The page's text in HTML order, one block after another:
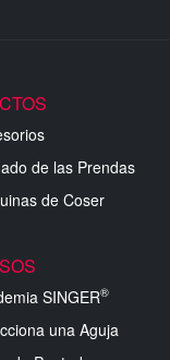
de las Prendas
de Coser
SINGER®
una Aguja